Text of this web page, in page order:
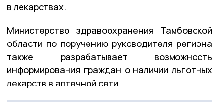
в лекарствах.
Министерство здравоохранения Тамбовской
области по поручению руководителя региона
также разрабатывает возможность
информирования граждан о наличии льготных
лекарств в аптечной сети.